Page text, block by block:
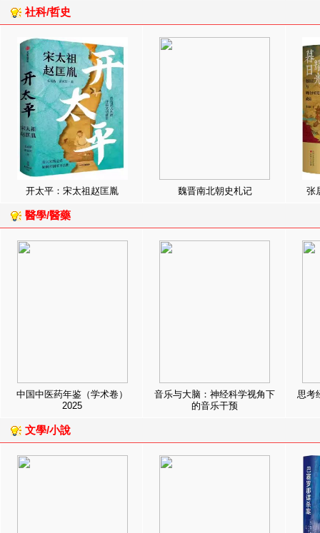
社科/哲史
开太平：宋太祖赵匡胤 魏晋南北朝史札记 张
醫學/醫藥
中国中医药年鉴（学术卷）
2025
音乐与大脑：神经科学视角下
的音乐干预
思考
文學/小說